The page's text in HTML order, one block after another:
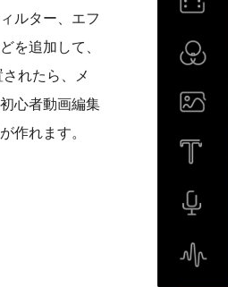
ルター、エフ
を追加して、
れたら、メ
心者動画編集
作れます。